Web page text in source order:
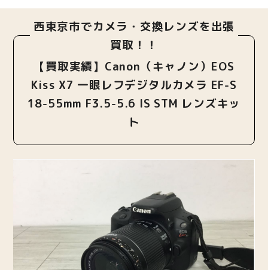
西東京市でカメラ・交換レンズを出張
買取！！
【買取実績】Canon（キャノン）EOS
Kiss X7 一眼レフデジタルカメラ EF-S
18-55mm F3.5-5.6 IS STM レンズキッ
ト